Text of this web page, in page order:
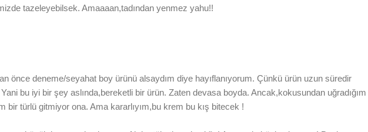
tazeleyebilsek. Amaaaan,tadından yenmez yahu!!
önce deneme/seyahat boy ürünü alsaydım diye hayıflanıyorum. Çünkü ürün uzun süredir
bu iyi bir şey aslında,bereketli bir ürün. Zaten devasa boyda. Ancak,kokusundan uğradığım
bir türlü gitmiyor ona. Ama kararlıyım,bu krem bu kış bitecek !